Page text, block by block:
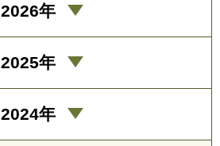
2026年
2025年
2024年